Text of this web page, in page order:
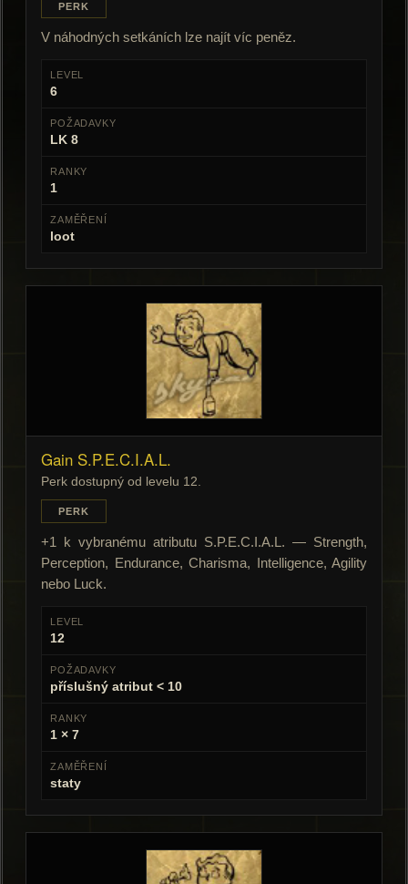
PERK
V náhodných setkáních lze najít víc peněz.
LEVEL
6
POŽADAVKY
LK 8
RANKY
1
ZAMĚŘENÍ
loot
Gain S.P.E.C.I.A.L.
Perk dostupný od levelu 12.
PERK
+1 k vybranému atributu S.P.E.C.I.A.L. — Strength,
Perception, Endurance, Charisma, Intelligence, Agility
nebo Luck.
LEVEL
12
POŽADAVKY
příslušný atribut < 10
RANKY
1 × 7
ZAMĚŘENÍ
staty